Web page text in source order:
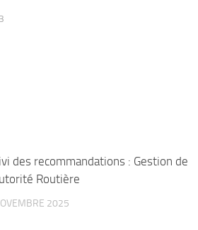
des recommandations : Gestion de
Routière
2025